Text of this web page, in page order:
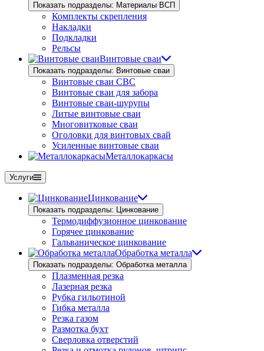
Показать подразделы: Материалы ВСП
Комплекты скрепления
Накладки
Подкладки
Рельсы
Винтовые сваи
Показать подразделы: Винтовые сваи
Винтовые сваи СВС
Винтовые сваи для забора
Винтовые сваи-шурупы
Литые винтовые сваи
Многовитковые сваи
Оголовки для винтовых свай
Усиленные винтовые сваи
Металлокаркасы
Услуги
Цинкование
Показать подразделы: Цинкование
Термодиффузионное цинкование
Горячее цинкование
Гальваническое цинкование
Обработка металла
Показать подразделы: Обработка металла
Плазменная резка
Лазерная резка
Рубка гильотиной
Гибка металла
Резка газом
Размотка бухт
Сверловка отверстий